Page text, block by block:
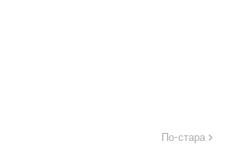
По-стара